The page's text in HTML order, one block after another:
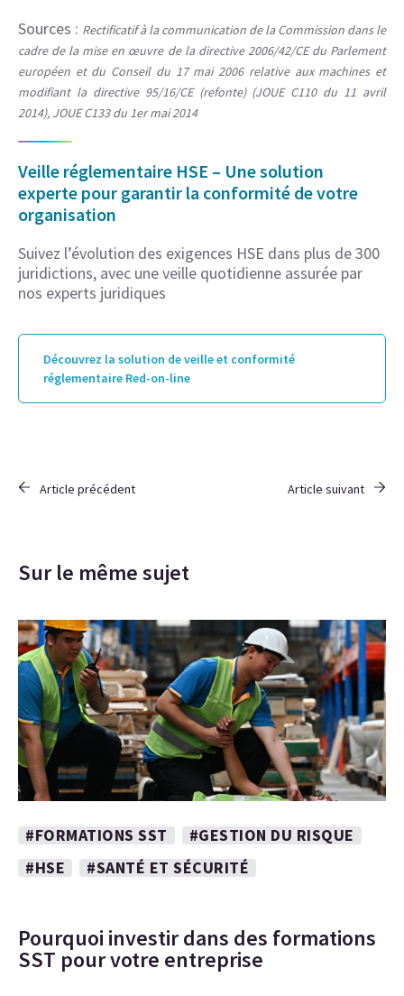
Sources : Rectificatif à la communication de la Commission dans le
cadre de la mise en œuvre de la directive 2006/42/CE du Parlement
européen et du Conseil du 17 mai 2006 relative aux machines et
modifiant la directive 95/16/CE (refonte) (JOUE C110 du 11 avril
2014), JOUE C133 du 1er mai 2014
Veille réglementaire HSE – Une solution
experte pour garantir la conformité de votre
organisation
Suivez l’évolution des exigences HSE dans plus de 300
juridictions, avec une veille quotidienne assurée par
nos experts juridiques
Découvrez la solution de veille et conformité
réglementaire Red-on-line
Article précédent Article suivant
Sur le même sujet
#FORMATIONS SST
#GESTION DU RISQUE
#HSE
#SANTÉ ET SÉCURITÉ
Pourquoi investir dans des formations
SST pour votre entreprise